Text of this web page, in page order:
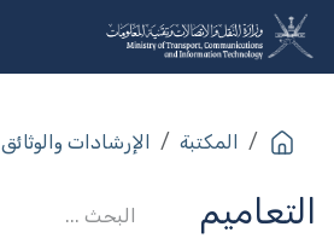
تخطي للذهاب إلى المحتوى
المكتبة الإرشادات والوثائق
التعاميم